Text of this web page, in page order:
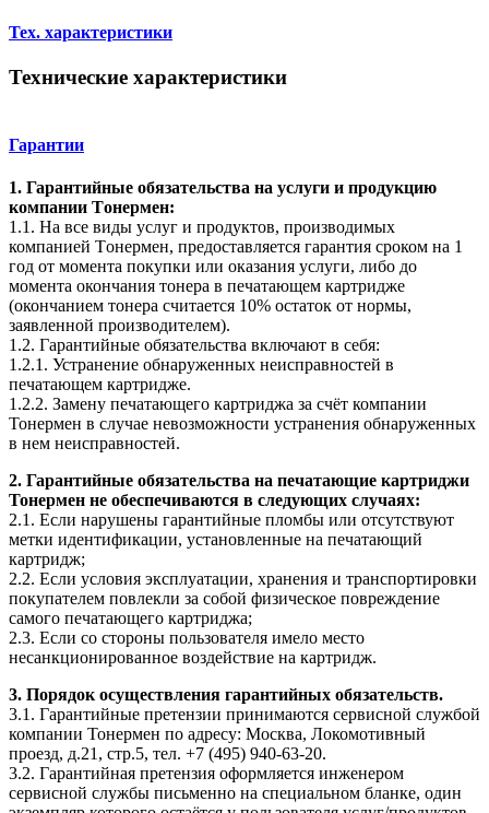
Тех. характеристики
Технические характеристики
Гарантии
1. Гарантийные обязательства на услуги и продукцию
компании Tонермен:
1.1. На все виды услуг и продуктов, производимых
компанией Tонермен, предоставляется гарантия сроком на 1
год от момента покупки или оказания услуги, либо до
момента окончания тонера в печатающем картридже
(окончанием тонера считается 10% остаток от нормы,
заявленной производителем).
1.2. Гарантийные обязательства включают в себя:
1.2.1. Устранение обнаруженных неисправностей в
печатающем картридже.
1.2.2. Замену печатающего картриджа за счёт компании
Тонермен в случае невозможности устранения обнаруженных
в нем неисправностей.
2. Гарантийные обязательства на печатающие картриджи
Тонермен не обеспечиваются в следующих случаях:
2.1. Если нарушены гарантийные пломбы или отсутствуют
метки идентификации, установленные на печатающий
картридж;
2.2. Если условия эксплуатации, хранения и транспортировки
покупателем повлекли за собой физическое повреждение
самого печатающего картриджа;
2.3. Если со стороны пользователя имело место
несанкционированное воздействие на картридж.
3. Порядок осуществления гарантийных обязательств.
3.1. Гарантийные претензии принимаются сервисной службой
компании Тонермен по адресу: Москва, Локомотивный
проезд, д.21, стр.5, тел. +7 (495) 940-63-20.
3.2. Гарантийная претензия оформляется инженером
сервисной службы письменно на специальном бланке, один